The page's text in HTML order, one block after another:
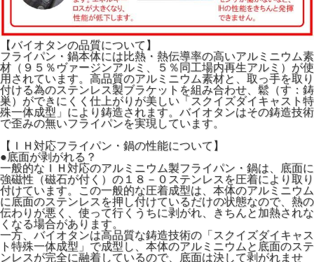
【バイオタンの品質について】
フライパン・鍋本体には比熱・熱伝導率の高いアルミニウム素
材（９５％ヴァージンアルミ、５％同工場内再生アルミ）が使
用されています。高品質のアルミニウム素材と、取っ手を取り
付ける為のステンレス製ブラケットを組み合わせ、鬆（す：鋳
巣）ができにくく仕上がりが美しい「スクイズダイキャスト特
殊一体成型」により鋳造されます。バイオタンはその鋳造技術
で歪みの無いフライパンを実現しています。
【ＩＨ対応フライパン・鍋の性能について】
●底面が剥がれる？
一般的なＩＨ対応のアルミニウム製フライパン・鍋は、底面に
強磁性（磁石が付く）の１８－０ステンレスを圧着により取り
付けています。この一般的な圧着成型は、本体のアルミニウム
に底面のステンレスを押し付けているだけの状態なので、熱の
伝わりが悪く、使って行くうちに剥がれ、きちんと加熱されな
くなる場合があります。
一方、バイオタンは高品質な鋳造技術の「スクイズダイキャス
ト特殊一体成型」で成型し、本体のアルミニウムと底面のステ
ンレスが完全に融着しているので、底面は決して剥がれませ